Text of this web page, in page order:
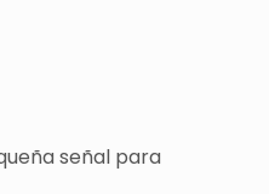
señal para